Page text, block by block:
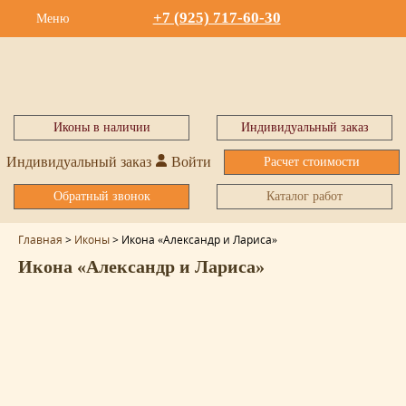
Меню +7 (925) 717-60-30
Иконы в наличии Индивидуальный заказ
Индивидуальный заказ Войти Расчет стоимости
Обратный звонок Каталог работ
Главная > Иконы> Икона «Александр и Лариса»
Икона «Александр и Лариса»